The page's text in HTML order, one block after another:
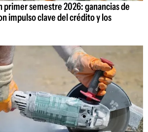
primer semestre 2026: ganancias de
impulso clave del crédito y los